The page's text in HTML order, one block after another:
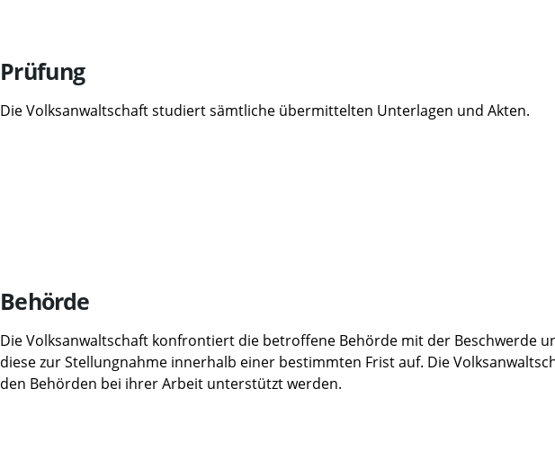
Schritt
3:
Prüfung
Die Volksanwaltschaft studiert sämtliche übermittelten Unterlagen und Akten.
Schritt
4:
Behörde
DieVolksanwaltschaft konfrontiert die betroffene Behörde mit der Beschwerde
diese zur Stellungnahme innerhalb einer bestimmten Frist auf. Die
den Behörden bei ihrer Arbeit unterstützt werden.